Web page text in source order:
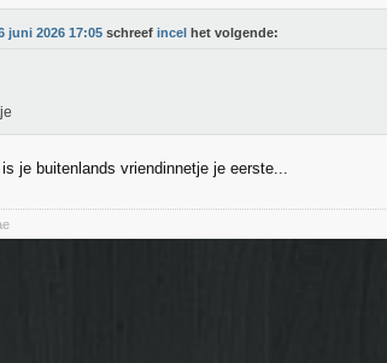
juni 2026 17:05 schreef incel het volgende:
je buitenlands vriendinnetje je eerste...